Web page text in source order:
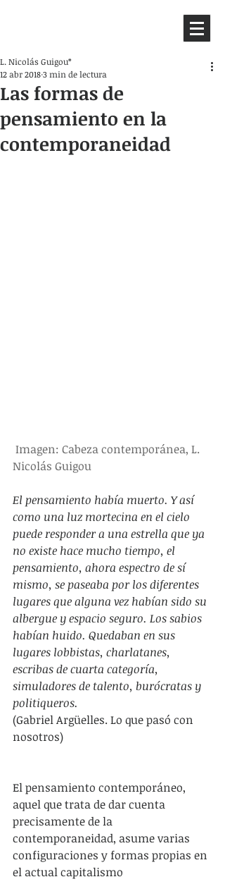
Las formas de
pensamiento en la
contemporaneidad
L. Nicolás Guigou*
12 abr 20183 min de lectura
Imagen: Cabeza contemporánea, L.
Nicolás Guigou
El pensamiento había muerto. Y así
como una luz mortecina en el cielo
puede responder a una estrella que ya
no existe hace mucho tiempo, el
pensamiento, ahora espectro de sí
mismo, se paseaba por los diferentes
lugares que alguna vez habían sido su
albergue y espacio seguro. Los sabios
habían huido. Quedaban en sus
lugares lobbistas, charlatanes,
escribas de cuarta categoría,
simuladores de talento, burócratas y
politiqueros.
(Gabriel Argüelles. Lo que pasó con
nosotros)
El pensamiento contemporáneo,
aquel que trata de dar cuenta
precisamente de la
contemporaneidad, asume varias
configuraciones y formas propias en
el actual capitalismo